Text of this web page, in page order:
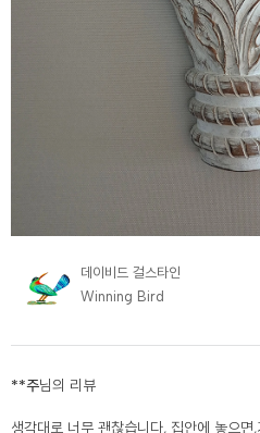
데이비드 걸스타인
Winning Bird
**주님의 리뷰
생각대로 너무 괜찮습니다, 집안에 놓으면